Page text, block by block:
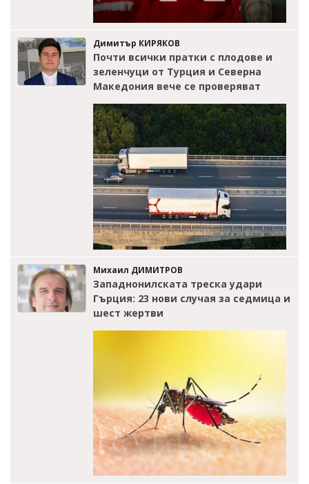
Димитър КИРЯКОВ
Почти всички пратки с плодове и
зеленчуци от Турция и Северна
Македония вече се проверяват
Михаил ДИМИТРОВ
Западнонилската треска удари
Гърция: 23 нови случая за седмица и
шест жертви